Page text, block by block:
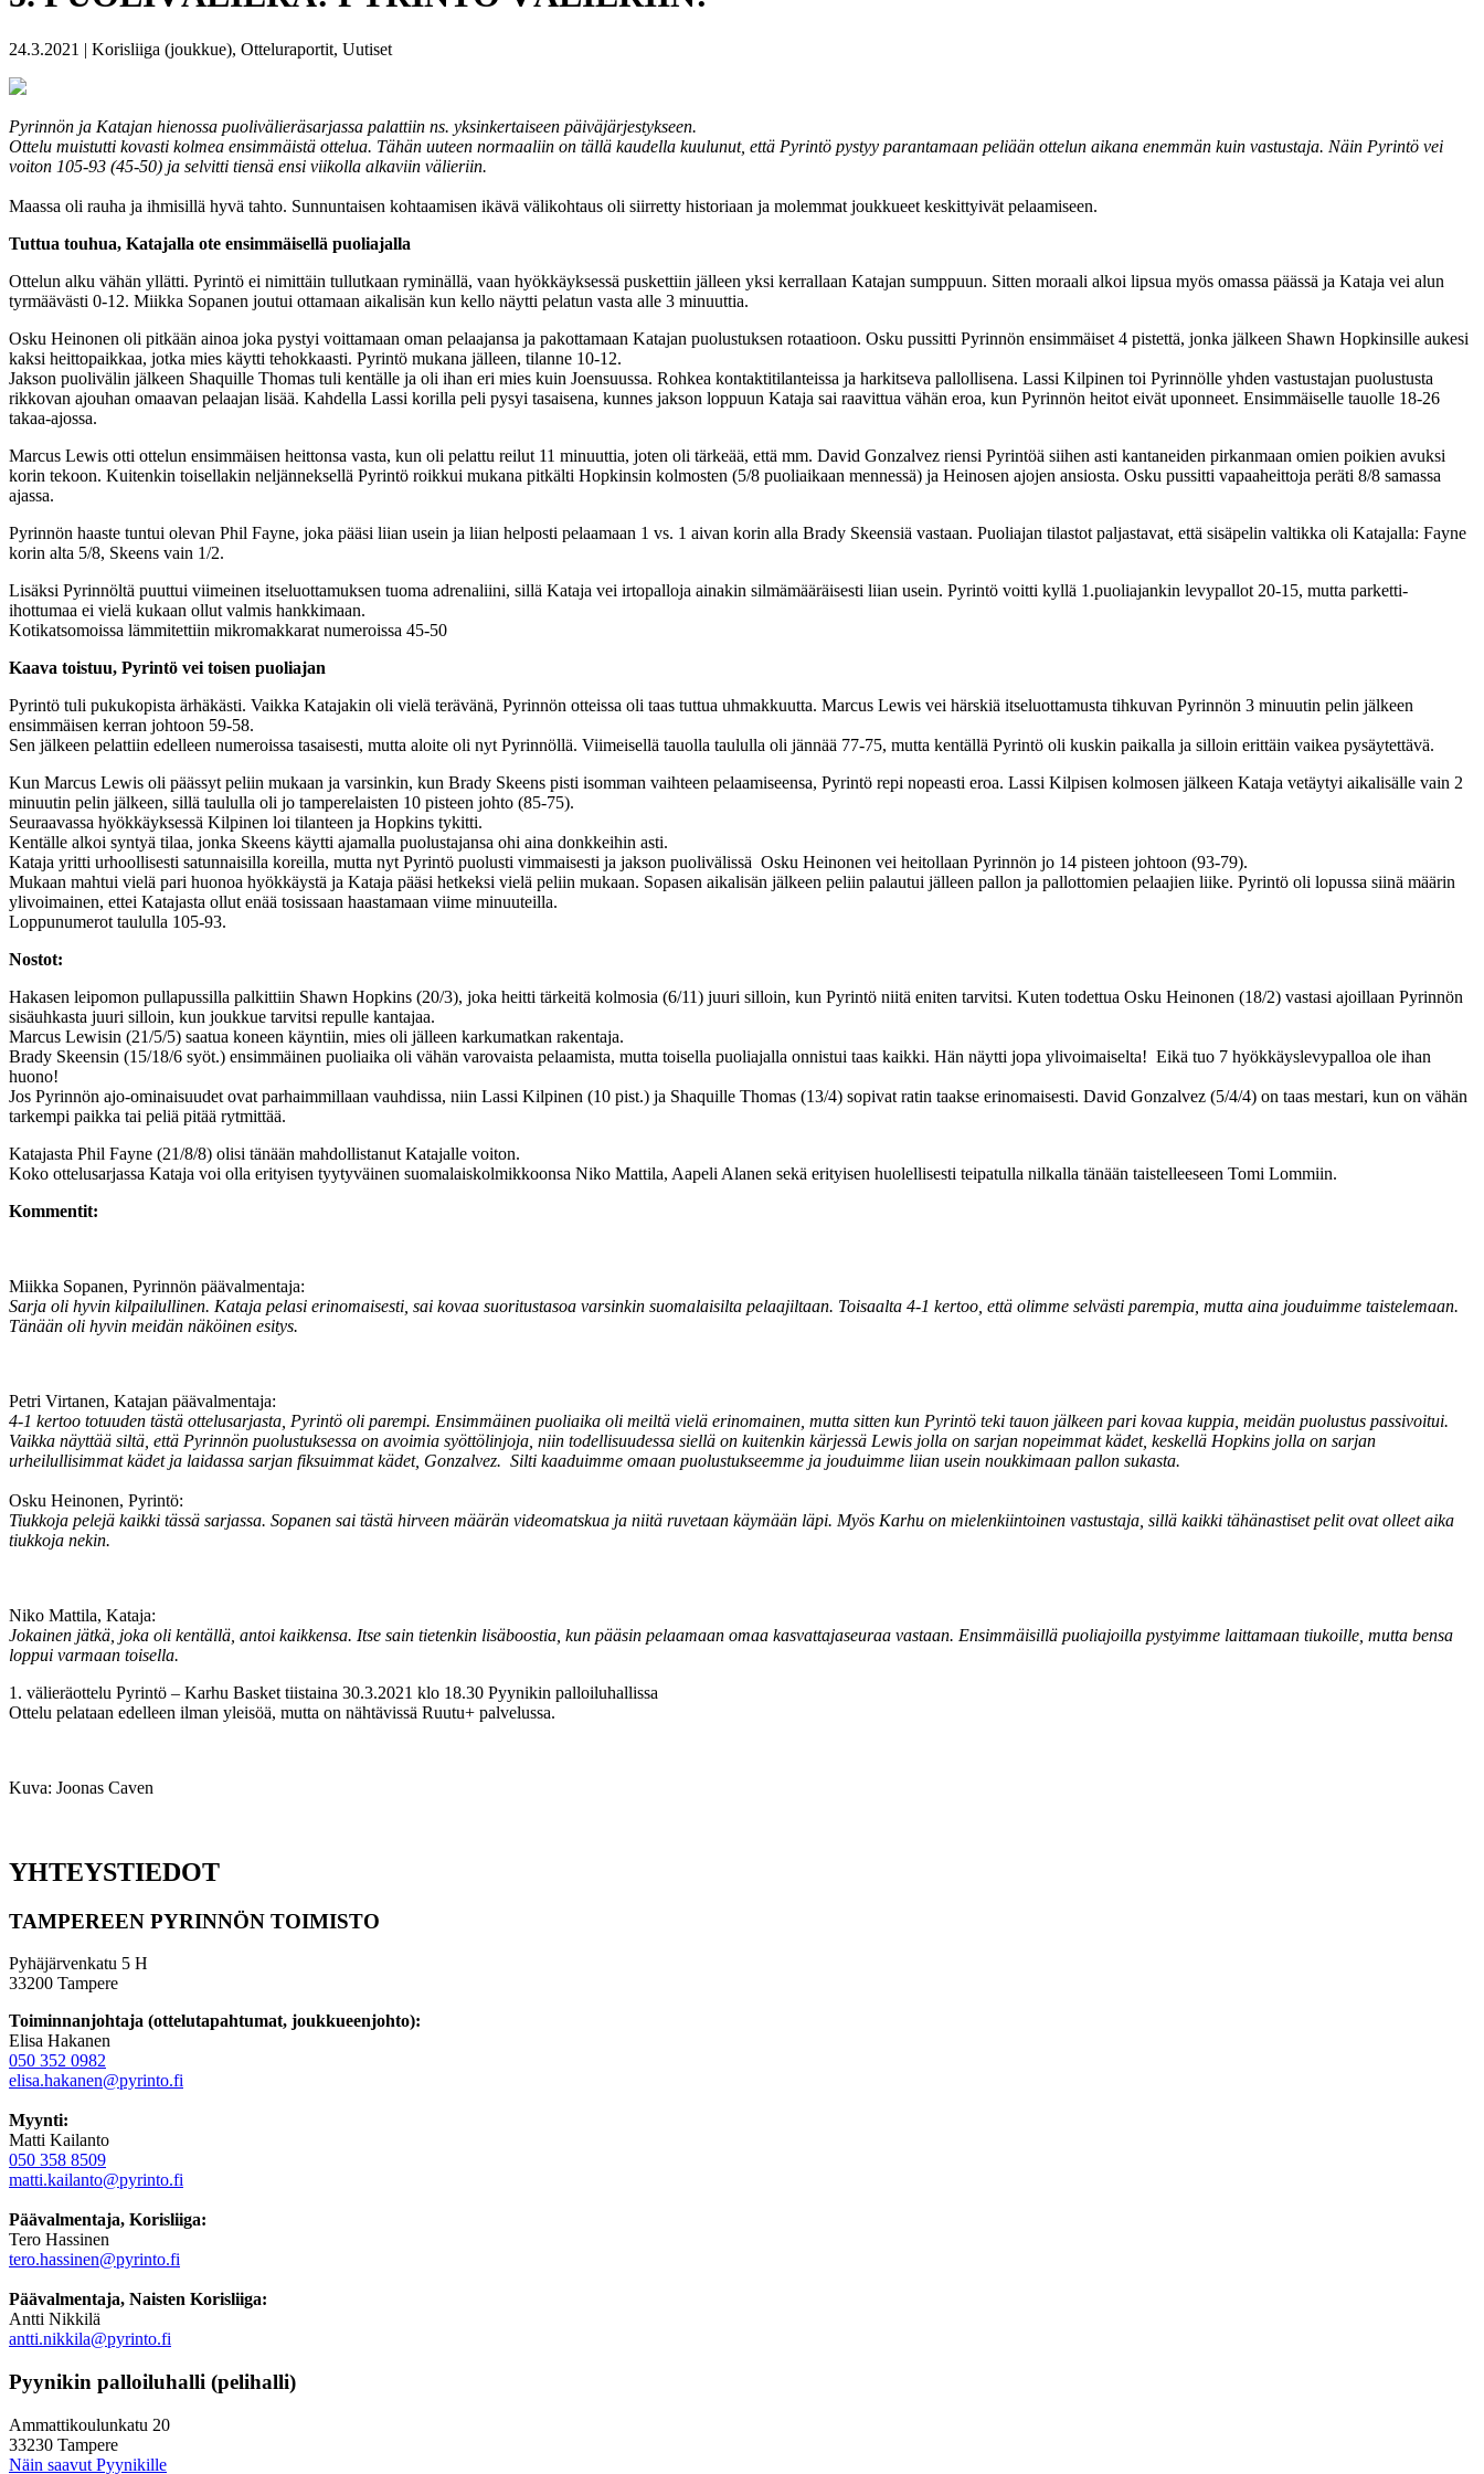
24.3.2021 | Korisliiga (joukkue), Otteluraportit, Uutiset
Pyrinnön ja Katajan hienossa puolivälieräsarjassa palattiin ns. yksinkertaiseen päiväjärjestykseen.
Ottelu muistutti kovasti kolmea ensimmäistä ottelua. Tähän uuteen normaaliin on tällä kaudella kuulunut, että Pyrintö pystyy parantamaan peliään ottelun aikana enemmän kuin vastustaja. Näin Pyrintö vei
voiton 105-93 (45-50) ja selvitti tiensä ensi viikolla alkaviin välieriin.
Maassa oli rauha ja ihmisillä hyvä tahto. Sunnuntaisen kohtaamisen ikävä välikohtaus oli siirretty historiaan ja molemmat joukkueet keskittyivät pelaamiseen.
Tuttua touhua, Katajalla ote ensimmäisellä puoliajalla
Ottelun alku vähän yllätti. Pyrintö ei nimittäin tullutkaan ryminällä, vaan hyökkäyksessä puskettiin jälleen yksi kerrallaan Katajan sumppuun. Sitten moraali alkoi lipsua myös omassa päässä ja Kataja vei alun
tyrmäävästi 0-12. Miikka Sopanen joutui ottamaan aikalisän kun kello näytti pelatun vasta alle 3 minuuttia.
Osku Heinonen oli pitkään ainoa joka pystyi voittamaan oman pelaajansa ja pakottamaan Katajan puolustuksen rotaatioon. Osku pussitti Pyrinnön ensimmäiset 4 pistettä, jonka jälkeen Shawn Hopkinsille aukesi
kaksi heittopaikkaa, jotka mies käytti tehokkaasti. Pyrintö mukana jälleen, tilanne 10-12.
Jakson puolivälin jälkeen Shaquille Thomas tuli kentälle ja oli ihan eri mies kuin Joensuussa. Rohkea kontaktitilanteissa ja harkitseva pallollisena. Lassi Kilpinen toi Pyrinnölle yhden vastustajan puolustusta
rikkovan ajouhan omaavan pelaajan lisää. Kahdella Lassi korilla peli pysyi tasaisena, kunnes jakson loppuun Kataja sai raavittua vähän eroa, kun Pyrinnön heitot eivät uponneet. Ensimmäiselle tauolle 18-26
takaa-ajossa.
Marcus Lewis otti ottelun ensimmäisen heittonsa vasta, kun oli pelattu reilut 11 minuuttia, joten oli tärkeää, että mm. David Gonzalvez riensi Pyrintöä siihen asti kantaneiden pirkanmaan omien poikien avuksi
korin tekoon. Kuitenkin toisellakin neljänneksellä Pyrintö roikkui mukana pitkälti Hopkinsin kolmosten (5/8 puoliaikaan mennessä) ja Heinosen ajojen ansiosta. Osku pussitti vapaaheittoja peräti 8/8 samassa
ajassa.
Pyrinnön haaste tuntui olevan Phil Fayne, joka pääsi liian usein ja liian helposti pelaamaan 1 vs. 1 aivan korin alla Brady Skeensiä vastaan. Puoliajan tilastot paljastavat, että sisäpelin valtikka oli Katajalla: Fayne
korin alta 5/8, Skeens vain 1/2.
Lisäksi Pyrinnöltä puuttui viimeinen itseluottamuksen tuoma adrenaliini, sillä Kataja vei irtopalloja ainakin silmämääräisesti liian usein. Pyrintö voitti kyllä 1.puoliajankin levypallot 20-15, mutta parketti-
ihottumaa ei vielä kukaan ollut valmis hankkimaan.
Kotikatsomoissa lämmitettiin mikromakkarat numeroissa 45-50
Kaava toistuu, Pyrintö vei toisen puoliajan
Pyrintö tuli pukukopista ärhäkästi. Vaikka Katajakin oli vielä terävänä, Pyrinnön otteissa oli taas tuttua uhmakkuutta. Marcus Lewis vei härskiä itseluottamusta tihkuvan Pyrinnön 3 minuutin pelin jälkeen
ensimmäisen kerran johtoon 59-58.
Sen jälkeen pelattiin edelleen numeroissa tasaisesti, mutta aloite oli nyt Pyrinnöllä. Viimeisellä tauolla taululla oli jännää 77-75, mutta kentällä Pyrintö oli kuskin paikalla ja silloin erittäin vaikea pysäytettävä.
Kun Marcus Lewis oli päässyt peliin mukaan ja varsinkin, kun Brady Skeens pisti isomman vaihteen pelaamiseensa, Pyrintö repi nopeasti eroa. Lassi Kilpisen kolmosen jälkeen Kataja vetäytyi aikalisälle vain 2
minuutin pelin jälkeen, sillä taululla oli jo tamperelaisten 10 pisteen johto (85-75).
Seuraavassa hyökkäyksessä Kilpinen loi tilanteen ja Hopkins tykitti.
Kentälle alkoi syntyä tilaa, jonka Skeens käytti ajamalla puolustajansa ohi aina donkkeihin asti.
Kataja yritti urhoollisesti satunnaisilla koreilla, mutta nyt Pyrintö puolusti vimmaisesti ja jakson puolivälissä Osku Heinonen vei heitollaan Pyrinnön jo 14 pisteen johtoon (93-79).
Mukaan mahtui vielä pari huonoa hyökkäystä ja Kataja pääsi hetkeksi vielä peliin mukaan. Sopasen aikalisän jälkeen peliin palautui jälleen pallon ja pallottomien pelaajien liike. Pyrintö oli lopussa siinä määrin
ylivoimainen, ettei Katajasta ollut enää tosissaan haastamaan viime minuuteilla.
Loppunumerot taululla 105-93.
Nostot:
Hakasen leipomon pullapussilla palkittiin Shawn Hopkins (20/3), joka heitti tärkeitä kolmosia (6/11) juuri silloin, kun Pyrintö niitä eniten tarvitsi. Kuten todettua Osku Heinonen (18/2) vastasi ajoillaan Pyrinnön
sisäuhkasta juuri silloin, kun joukkue tarvitsi repulle kantajaa.
Marcus Lewisin (21/5/5) saatua koneen käyntiin, mies oli jälleen karkumatkan rakentaja.
Brady Skeensin (15/18/6 syöt.) ensimmäinen puoliaika oli vähän varovaista pelaamista, mutta toisella puoliajalla onnistui taas kaikki. Hän näytti jopa ylivoimaiselta! Eikä tuo 7 hyökkäyslevypalloa ole ihan
huono!
Jos Pyrinnön ajo-ominaisuudet ovat parhaimmillaan vauhdissa, niin Lassi Kilpinen (10 pist.) ja Shaquille Thomas (13/4) sopivat ratin taakse erinomaisesti. David Gonzalvez (5/4/4) on taas mestari, kun on vähän
tarkempi paikka tai peliä pitää rytmittää.
Katajasta Phil Fayne (21/8/8) olisi tänään mahdollistanut Katajalle voiton.
Koko ottelusarjassa Kataja voi olla erityisen tyytyväinen suomalaiskolmikkoonsa Niko Mattila, Aapeli Alanen sekä erityisen huolellisesti teipatulla nilkalla tänään taistelleeseen Tomi Lommiin.
Kommentit:
Miikka Sopanen, Pyrinnön päävalmentaja:
Sarja oli hyvin kilpailullinen. Kataja pelasi erinomaisesti, sai kovaa suoritustasoa varsinkin suomalaisilta pelaajiltaan. Toisaalta 4-1 kertoo, että olimme selvästi parempia, mutta aina jouduimme taistelemaan.
Tänään oli hyvin meidän näköinen esitys.
Petri Virtanen, Katajan päävalmentaja:
4-1 kertoo totuuden tästä ottelusarjasta, Pyrintö oli parempi. Ensimmäinen puoliaika oli meiltä vielä erinomainen, mutta sitten kun Pyrintö teki tauon jälkeen pari kovaa kuppia, meidän puolustus passivoitui.
Vaikka näyttää siltä, että Pyrinnön puolustuksessa on avoimia syöttölinjoja, niin todellisuudessa siellä on kuitenkin kärjessä Lewis jolla on sarjan nopeimmat kädet, keskellä Hopkins jolla on sarjan
urheilullisimmat kädet ja laidassa sarjan fiksuimmat kädet, Gonzalvez. Silti kaaduimme omaan puolustukseemme ja jouduimme liian usein noukkimaan pallon sukasta.
Osku Heinonen, Pyrintö:
Tiukkoja pelejä kaikki tässä sarjassa. Sopanen sai tästä hirveen määrän videomatskua ja niitä ruvetaan käymään läpi. Myös Karhu on mielenkiintoinen vastustaja, sillä kaikki tähänastiset pelit ovat olleet aika
tiukkoja nekin.
Niko Mattila, Kataja:
Jokainen jätkä, joka oli kentällä, antoi kaikkensa. Itse sain tietenkin lisäboostia, kun pääsin pelaamaan omaa kasvattajaseuraa vastaan. Ensimmäisillä puoliajoilla pystyimme laittamaan tiukoille, mutta bensa
loppui varmaan toisella.
1. välieräottelu Pyrintö – Karhu Basket tiistaina 30.3.2021 klo 18.30 Pyynikin palloiluhallissa
Ottelu pelataan edelleen ilman yleisöä, mutta on nähtävissä Ruutu+ palvelussa.
Kuva: Joonas Caven
YHTEYSTIEDOT
TAMPEREEN PYRINNÖN TOIMISTO
Pyhäjärvenkatu 5 H
33200 Tampere
Toiminnanjohtaja (ottelutapahtumat, joukkueenjohto):
Elisa Hakanen
050 352 0982
elisa.hakanen@pyrinto.fi
Myynti:
Matti Kailanto
050 358 8509
matti.kailanto@pyrinto.fi
Päävalmentaja, Korisliiga:
Tero Hassinen
tero.hassinen@pyrinto.fi
Päävalmentaja, Naisten Korisliiga:
Antti Nikkilä
antti.nikkila@pyrinto.fi
Pyynikin palloiluhalli (pelihalli)
Ammattikoulunkatu 20
33230 Tampere
Näin saavut Pyynikille